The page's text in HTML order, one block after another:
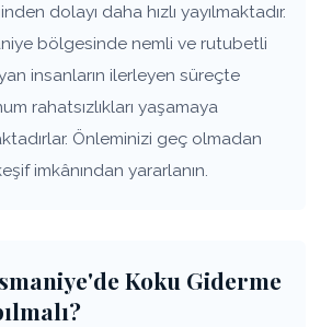
dolayı daha hızlı yayılmaktadır.
bölgesinde nemli ve rutubetli
insanların ilerleyen süreçte
rahatsızlıkları yaşamaya
Önleminizi geç olmadan
imkânından yararlanın.
Koku Giderme